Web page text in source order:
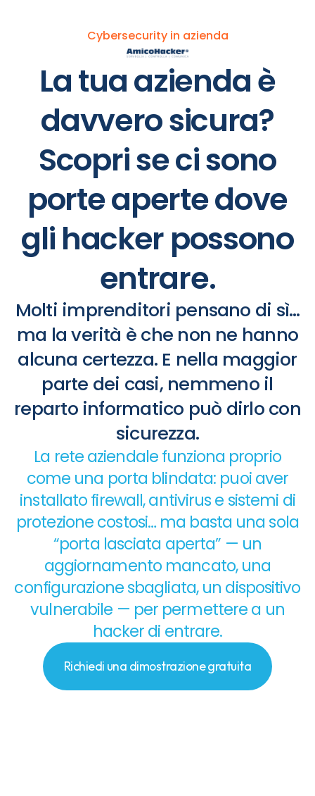
Cybersecurity in azienda
La tua azienda è
davvero sicura?
Scopri se ci sono
porte aperte dove
gli hacker possono
entrare.
Molti imprenditori pensano di sì…
ma la verità è che non ne hanno
alcuna certezza. E nella maggior
parte dei casi, nemmeno il
reparto informatico può dirlo con
sicurezza.
La rete aziendale funziona proprio
come una porta blindata: puoi aver
installato firewall, antivirus e sistemi di
protezione costosi… ma basta una sola
“porta lasciata aperta” — un
aggiornamento mancato, una
configurazione sbagliata, un dispositivo
vulnerabile — per permettere a un
hacker di entrare.
Richiedi una dimostrazione gratuita